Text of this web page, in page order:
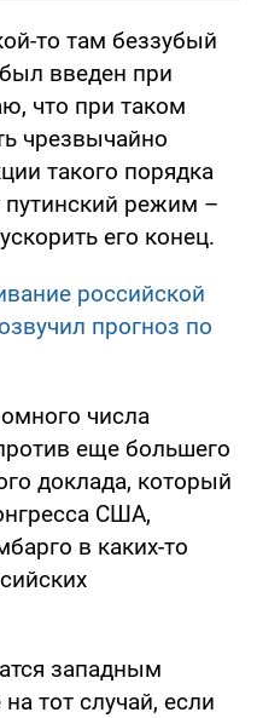
то там беззубый
введен при
что при таком
чрезвычайно
такого порядка
режим –
его конец.
российской
прогноз по
числа
еще большего
доклада, который
США,
в каких-то
западным
тот случай, если